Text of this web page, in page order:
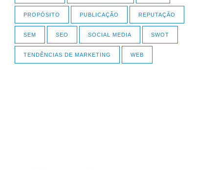
PROPÓSITO PUBLICAÇÃO REPUTAÇÃO
SEM SEO SOCIAL MEDIA SWOT
TENDÊNCIAS DE MARKETING WEB